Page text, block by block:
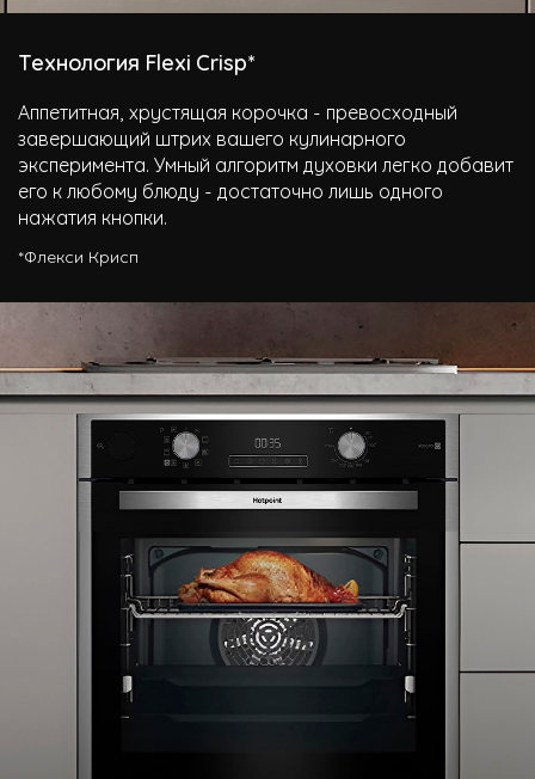
Технология Flexi Crisp*
Аппетитная, хрустящая корочка - превосходный
завершающий штрих вашего кулинарного
эксперимента. Умный алгоритм духовки легко добавит
его к любому блюду - достаточно лишь одного
нажатия кнопки.
*Флекси Крисп